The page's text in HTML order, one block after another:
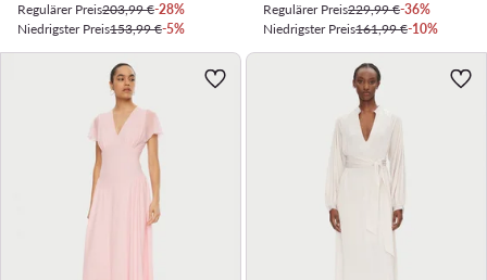
Regulärer Preis203,99 €-28%
Niedrigster Preis153,99 €-5%
Regulärer Preis229,99 €-36%
Niedrigster Preis161,99 €-10%